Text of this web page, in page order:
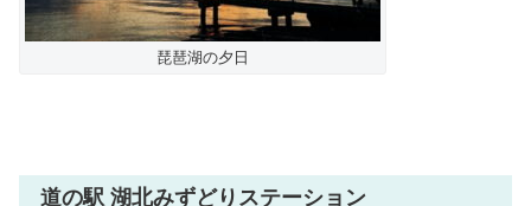
琵琶湖の夕日
道の駅 湖北みずどりステーション